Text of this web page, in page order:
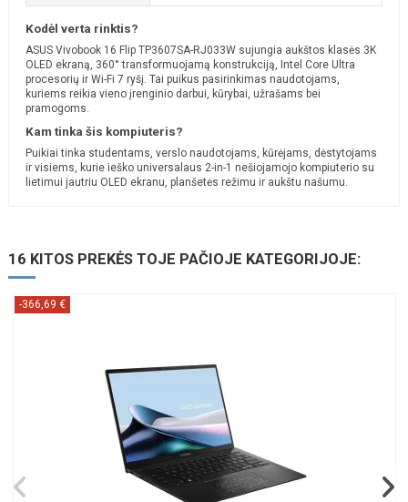
Kodėl verta rinktis?
ASUS Vivobook 16 Flip TP3607SA-RJ033W sujungia aukštos klasės 3K
OLED ekraną, 360° transformuojamą konstrukciją, Intel Core Ultra
procesorių ir Wi-Fi 7 ryšį. Tai puikus pasirinkimas naudotojams,
kuriems reikia vieno įrenginio darbui, kūrybai, užrašams bei
pramogoms.
Kam tinka šis kompiuteris?
Puikiai tinka studentams, verslo naudotojams, kūrėjams, dėstytojams
ir visiems, kurie ieško universalaus 2-in-1 nešiojamojo kompiuterio su
lietimui jautriu OLED ekranu, planšetės režimu ir aukštu našumu.
16 KITOS PREKĖS TOJE PAČIOJE KATEGORIJOJE:
-366,69 €